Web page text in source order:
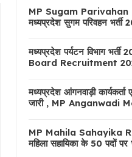
MP Sugam
मध्यप्रदेश सुगम परिवहन भर्ती
मध्यप्रदेश पर्यटन विभाग
Board Recruitment
मध्यप्रदेश आंगनवाड़ी कार्यकर्ता
जारी , MP Anganwadi
MP Mahila Sahayika
महिला सहायिका के 50 पदों पर